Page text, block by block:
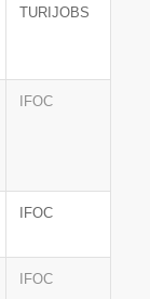
TURIJOBS
IFOC
IFOC
IFOC